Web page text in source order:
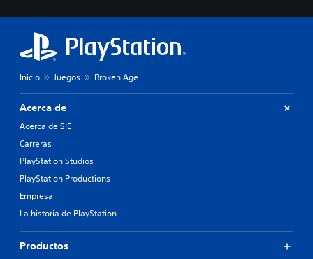
Inicio Juegos Broken Age
Acerca de
Acerca de SIE
Carreras
PlayStation Studios
PlayStation Productions
Empresa
La historia de PlayStation
Productos